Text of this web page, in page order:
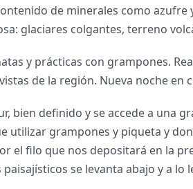
de minerales como azufre
glaciares colgantes, terreno
y prácticas con grampones.
de la región. Nueva noche en
bien definido y se accede a una
utilizar grampones y piqueta y
el filo que nos depositará en la
se levanta abajo y a